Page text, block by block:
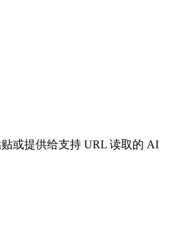
或提供给支持 URL 读取的 AI